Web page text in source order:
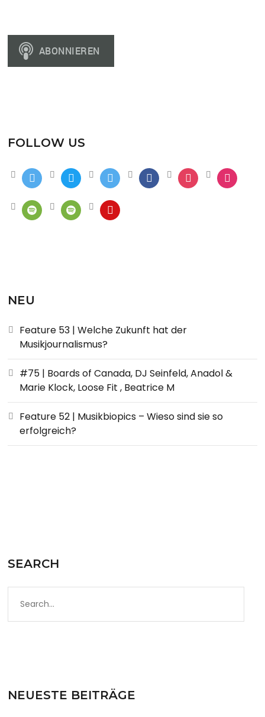
FOLLOW US
NEU
Feature 53 | Welche Zukunft hat der
Musikjournalismus?
#75 | Boards of Canada, DJ Seinfeld, Anadol &
Marie Klock, Loose Fit , Beatrice M
Feature 52 | Musikbiopics – Wieso sind sie so
erfolgreich?
SEARCH
NEUESTE BEITRÄGE